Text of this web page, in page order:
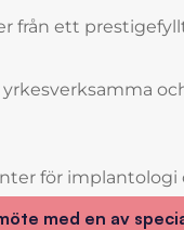
från ett
yrkesverksamma
för implantologi
med en av